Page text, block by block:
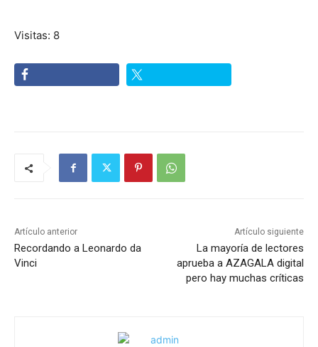
Visitas: 8
Artículo anterior
Recordando a Leonardo da
Vinci
Artículo siguiente
La mayoría de lectores
aprueba a AZAGALA digital
pero hay muchas críticas